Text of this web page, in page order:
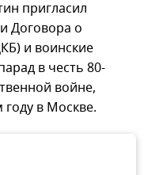
пригласил
Договора о
и воинские
в честь 80-
войне,
в Москве.